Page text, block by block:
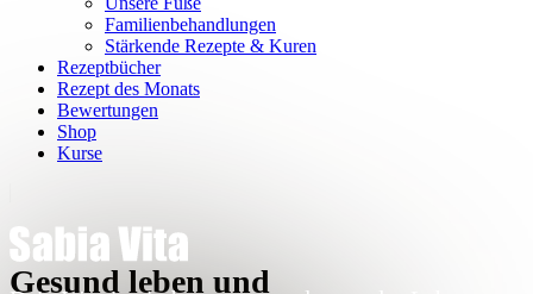
Familienbehandlungen
Stärkende Rezepte & Kuren
Rezeptbücher
Rezept des Monats
Bewertungen
Shop
Kurse
Gesund leben und